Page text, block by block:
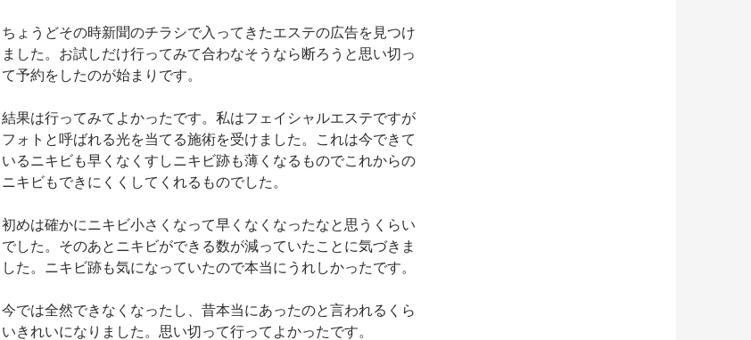
ちょうどその時新聞のチラシで入ってきたエステの広告を見つけ
ました。お試しだけ行ってみて合わなそうなら断ろうと思い切っ
て予約をしたのが始まりです。
結果は行ってみてよかったです。私はフェイシャルエステですが
フォトと呼ばれる光を当てる施術を受けました。これは今できて
いるニキビも早くなくすしニキビ跡も薄くなるものでこれからの
ニキビもできにくくしてくれるものでした。
初めは確かにニキビ小さくなって早くなくなったなと思うくらい
でした。そのあとニキビができる数が減っていたことに気づきま
した。ニキビ跡も気になっていたので本当にうれしかったです。
今では全然できなくなったし、昔本当にあったのと言われるくら
いきれいになりました。思い切って行ってよかったです。